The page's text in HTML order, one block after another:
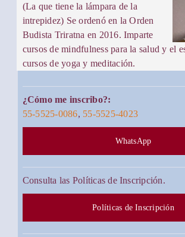
(La que tiene la lámpara de la
intrepidez) Se ordenó en la Orden
Budista Triratna en 2016. Imparte
cursos de mindfulness para la salud y el
cursos de yoga y meditación.
¿Cómo me inscribo?:
55-5525-0086, 55-5525-4023
WhatsApp
Consulta las Políticas de Inscripción.
Políticas de Inscripción